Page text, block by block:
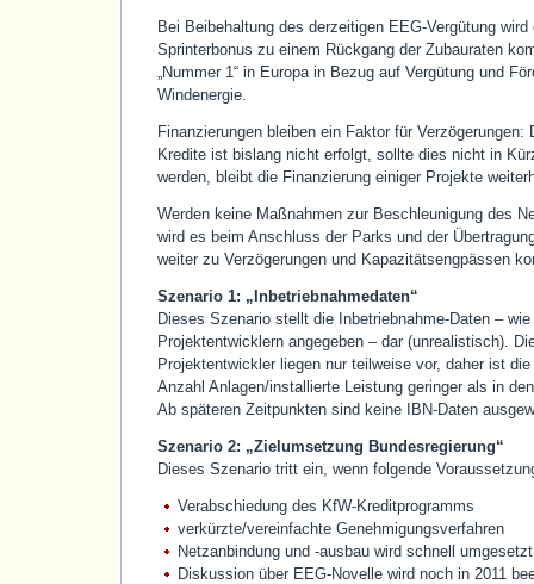
Bei Beibehaltung des derzeitigen EEG-Vergütung
Sprinterbonus zu einem Rückgang der Zubauraten
„Nummer 1“ in Europa in Bezug auf Vergütung und
Windenergie.
Finanzierungen bleiben ein Faktor für Verzögerungen:
Kredite ist bislang nicht erfolgt, sollte dies nicht in
werden, bleibt die Finanzierung einiger Projekte
Werden keine Maßnahmen zur Beschleunigung des
wird es beim Anschluss der Parks und der
weiter zu Verzögerungen und Kapazitätsengpässen
Szenario 1: „Inbetriebnahmedaten“
Dieses Szenario stellt die Inbetriebnahme-Daten –
Projektentwicklern angegeben – dar (unrealistisch).
Projektentwickler liegen nur teilweise vor, daher ist
Anzahl Anlagen/installierte Leistung geringer als in
Ab späteren Zeitpunkten sind keine IBN-Daten
Szenario 2: „Zielumsetzung Bundesregierung“
Dieses Szenario tritt ein, wenn folgende
Verabschiedung des KfW-Kreditprogramms
verkürzte/vereinfachte Genehmigungsverfahren
Netzanbindung und -ausbau wird schnell
Diskussion über EEG-Novelle wird noch in 2011